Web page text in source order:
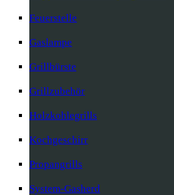
Feuerstelle
Gaslampe
Grillbürste
Grillzubehör
Holzkohlegrills
Kochgeschirr
Propangrills
System-Gasherd